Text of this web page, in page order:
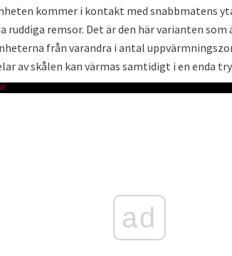
kommer i kontakt med snabbmatens
remsor. Det är den här varianten
från varandra i antal
av skålen kan värmas samtidigt i en enda
ad